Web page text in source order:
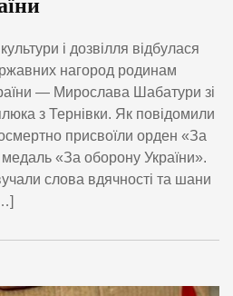
і дозвілля відбулася
нагород родинам
— Мирослава Шабатури зі
з Тернівки. Як повідомили
присвоїли орден «За
медаль «За оборону України».
слова вдячності та шани